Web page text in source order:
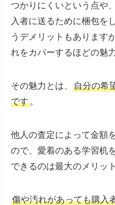
つかりにくいという点や
入者に送るために梱包を
うデメリットもあります
れをカバーするほどの魅
その魅力とは、自分の希
です。
他人の査定によって金額
ので、愛着のある学習机
できるのは最大のメリッ
傷や汚れがあっても購入